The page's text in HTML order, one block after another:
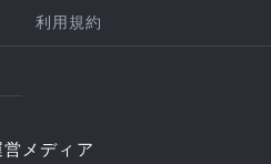
利用規約
営メディア